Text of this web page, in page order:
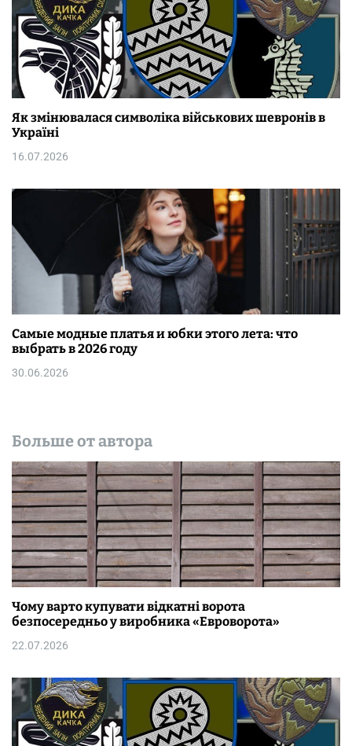
Як змінювалася символіка військових шевронів в
Україні
16.07.2026
Самые модные платья и юбки этого лета: что
выбрать в 2026 году
30.06.2026
Больше от автора
Чому варто купувати відкатні ворота
безпосередньо у виробника «Евроворота»
22.07.2026